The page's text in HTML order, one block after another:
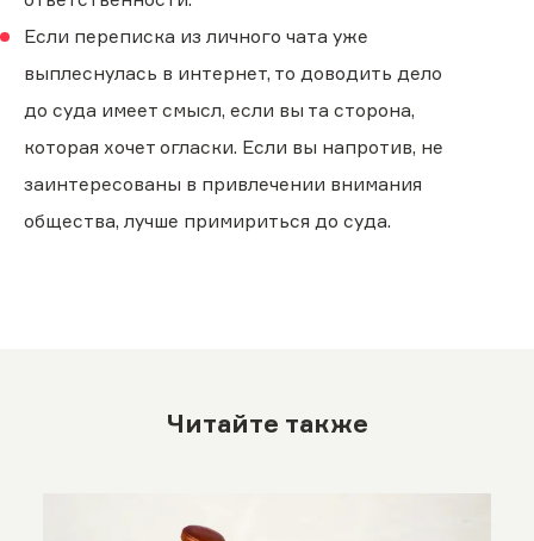
Если переписка из личного чата уже
выплеснулась в интернет, то доводить дело
до суда имеет смысл, если вы та сторона,
которая хочет огласки. Если вы напротив, не
заинтересованы в привлечении внимания
общества, лучше примириться до суда.
Читайте также